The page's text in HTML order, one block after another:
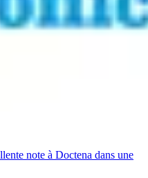
note à Doctena dans une